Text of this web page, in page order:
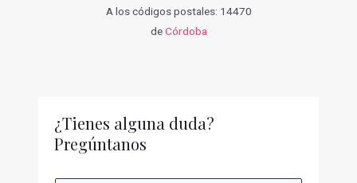
A los códigos postales: 14470
deCórdoba
¿Tienes alguna duda?
Pregúntanos